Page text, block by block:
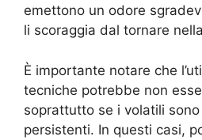
emettono un odore
li scoraggia dal tornare
È importante notare che
tecniche potrebbe non
soprattutto se i volatili
persistenti. In questi casi,